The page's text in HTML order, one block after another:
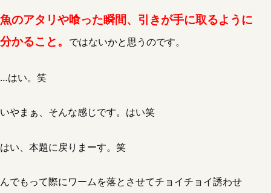
魚のアタリや喰った瞬間、引きが手に取るように
分かること。 ではないかと思うのです。
…はい。笑
いやまぁ、そんな感じです。はい笑
はい、本題に戻りまーす。笑
んでもって際にワームを落とさせてチョイチョイ誘わせ